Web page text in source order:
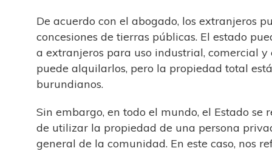
De acuerdo con el abogado, los extranjeros
concesiones de tierras públicas. El estado
a extranjeros para uso industrial, comercial y
puede alquilarlos, pero la propiedad total
burundianos.
Sin embargo, en todo el mundo, el Estado se
de utilizar la propiedad de una persona
general de la comunidad. En este caso, nos